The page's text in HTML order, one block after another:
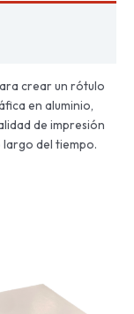
crear un rótulo
en aluminio,
de impresión
largo del tiempo.